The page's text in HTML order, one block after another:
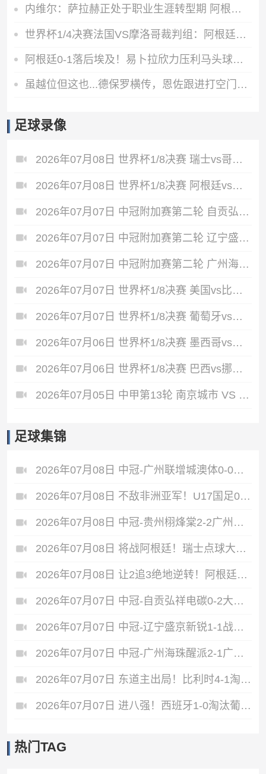
内维尔：萨拉赫正处于职业生涯转型期 阿根廷有良好的化学反应
世界杯1/4决赛法国VS摩洛哥裁判组：阿根廷裁判法昆多·特略主哨
阿根廷0-1落后埃及！易卜拉欣力压利马头球破门，阿提亚助攻
虽越位但这也...德保罗横传，恩佐跟进打空门直接偏出
足球录像
2026年07月08日 世界杯1/8决赛 瑞士vs哥伦比亚 全场录像
2026年07月08日 世界杯1/8决赛 阿根廷vs埃及 全场录像
2026年07月07日 中冠附加赛第二轮 自贡弘祥电碳 VS 大连聚惺晟恒 全场录像
2026年07月07日 中冠附加赛第二轮 辽宁盛京新锐 VS 上海泽天 全场录像
2026年07月07日 中冠附加赛第二轮 广州海珠醒派 VS 吴川青年 全场录像
2026年07月07日 世界杯1/8决赛 美国vs比利时 全场录像
2026年07月07日 世界杯1/8决赛 葡萄牙vs西班牙 全场录像
2026年07月06日 世界杯1/8决赛 墨西哥vs英格兰 全场录像
2026年07月06日 世界杯1/8决赛 巴西vs挪威 全场录像
2026年07月05日 中甲第13轮 南京城市 VS 佛山南狮 全场录像
足球集锦
2026年07月08日 中冠-广州联增城澳体0-0战平重庆两江瀚达 双方握手言和
2026年07月08日 不敌非洲亚军！U17国足0-2坦桑尼亚U17 帅惟浩失良机基津加世界波
2026年07月08日 中冠-贵州栩烽棠2-2广州黄埔志诚 广州两度落后两度扳平
2026年07月08日 将战阿根廷！瑞士点球大战4-3淘汰哥伦比亚 D·桑切斯、库乔失点
2026年07月08日 让2追3绝地逆转！阿根廷3-2绝杀埃及进8强 梅西传射+失点恩佐绝杀
2026年07月07日 中冠-自贡弘祥电碳0-2大连聚惺晟恒 马灿杰破门
2026年07月07日 中冠-辽宁盛京新锐1-1战平上海泽天 双方握手言和
2026年07月07日 中冠-广州海珠醒派2-1广东吴川青年 黎宇扬梅开二度
2026年07月07日 东道主出局！比利时4-1淘汰美国 CDK2射1传 巴洛贡补时被换下
2026年07月07日 进八强！西班牙1-0淘汰葡萄牙 梅里诺91分钟绝杀41岁C罗最后一舞
热门TAG